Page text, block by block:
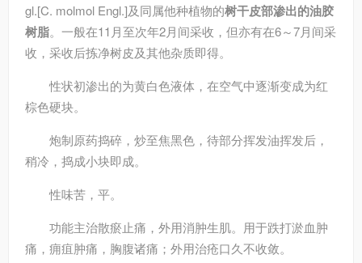
gl.[C. molmol Engl.]及同属他种植物的树干皮部渗出的油胶
树脂。一般在11月至次年2月间采收，但亦有在6～7月间采
收，采收后拣净树皮及其他杂质即得。
性状初渗出的为黄白色液体，在空气中逐渐变成为红
棕色硬块。
炮制原药捣碎，炒至焦黑色，待部分挥发油挥发后，
稍冷，捣成小块即成。
性味苦，平。
功能主治散瘀止痛，外用消肿生肌。用于跌打淤血肿
痛，痈疽肿痛，胸腹诸痛；外用治疮口久不收敛。